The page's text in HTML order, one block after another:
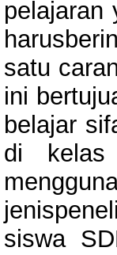
pelajaran
satu
ini
belajar
di kelas
siswa